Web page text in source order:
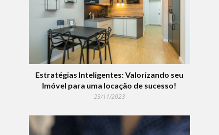
Estratégias Inteligentes: Valorizando seu
Imóvel para uma locação de sucesso!
23/11/2023